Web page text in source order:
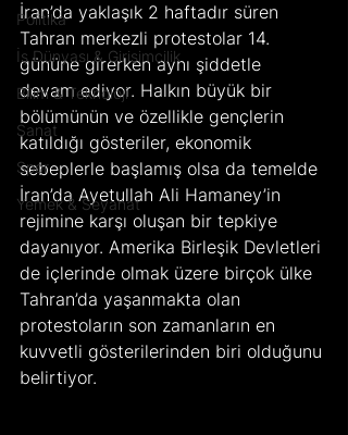
Politika
İş Dünyası & Girişimcilik
Bilim & Teknoloji
Sanat
Spor
Yemek & Seyahat
İran’da yaklaşık 2 haftadır süren
Tahran merkezli protestolar 14.
gününe girerken aynı şiddetle
devam ediyor. Halkın büyük bir
bölümünün ve özellikle gençlerin
katıldığı gösteriler, ekonomik
sebeplerle başlamış olsa da temelde
İran’da Ayetullah Ali Hamaney’in
rejimine karşı oluşan bir tepkiye
dayanıyor. Amerika Birleşik Devletleri
de içlerinde olmak üzere birçok ülke
Tahran’da yaşanmakta olan
protestoların son zamanların en
kuvvetli gösterilerinden biri olduğunu
belirtiyor.